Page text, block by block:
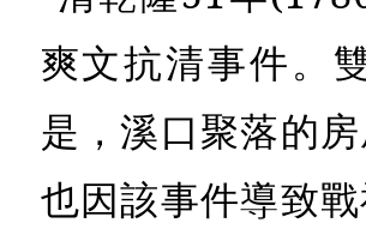
爽文抗清事件。
是，溪口聚落的
也因該事件導致